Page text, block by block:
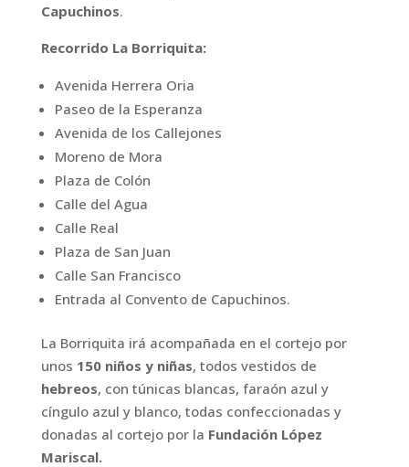
Capuchinos.
Recorrido La Borriquita:
Avenida Herrera Oria
Paseo de la Esperanza
Avenida de los Callejones
Moreno de Mora
Plaza de Colón
Calle del Agua
Calle Real
Plaza de San Juan
Calle San Francisco
Entrada al Convento de Capuchinos.
La Borriquita irá acompañada en el cortejo por
unos 150 niños y niñas, todos vestidos de
hebreos, con túnicas blancas, faraón azul y
cíngulo azul y blanco, todas confeccionadas y
donadas al cortejo por la Fundación López
Mariscal.